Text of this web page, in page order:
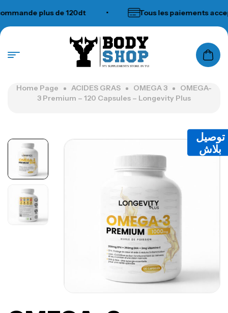
plus de 120dt Tous les paiements
N°1 SUPPLEMENTS STORE IN TUNISIA
Home Page ACIDES GRAS OMEGA 3
OMEGA-
3 Premium – 120 Capsules – Longevity Plus
توصيل
بلاش